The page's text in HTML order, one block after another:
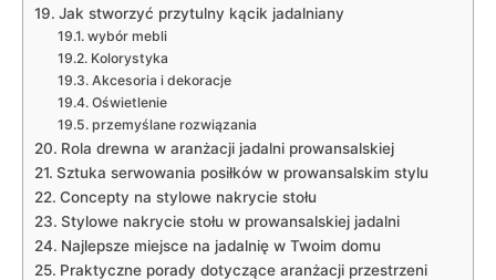
Jak stworzyć przytulny kącik jadalniany
wybór mebli
Kolorystyka
Akcesoria‌ i dekoracje
Oświetlenie
przemyślane rozwiązania
Rola drewna w ⁤aranżacji⁢ jadalni prowansalskiej
Sztuka serwowania posiłków w prowansalskim ‍stylu
Concepty na stylowe nakrycie stołu
Stylowe nakrycie stołu ​w prowansalskiej jadalni
Najlepsze miejsce na jadalnię w Twoim‌ domu
Praktyczne porady dotyczące aranżacji przestrzeni